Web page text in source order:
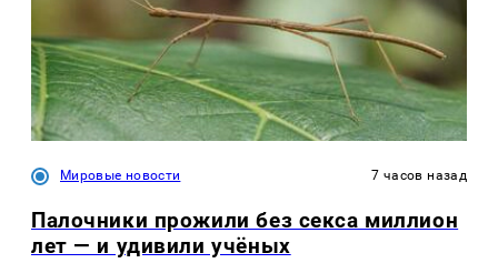
Мировые новости 7 часов назад
Палочники прожили без секса миллион
лет — и удивили учёных